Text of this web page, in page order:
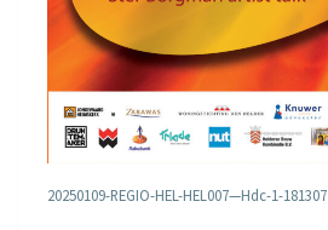
20250109-REGIO-HEL-HEL007—Hdc-1-181307